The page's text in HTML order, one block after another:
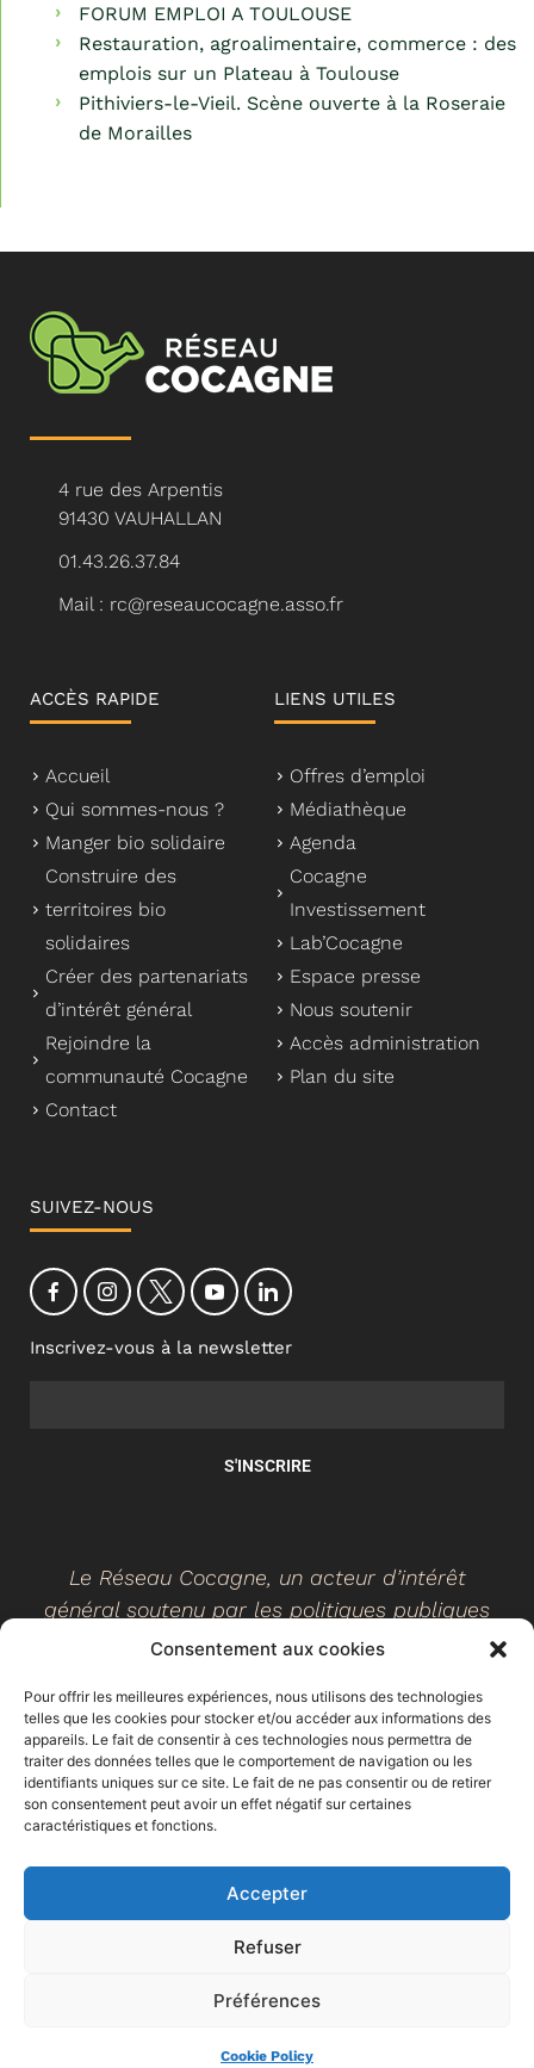
Consentement aux cookies
Pour offrir les meilleures expériences, nous utilisons des technologies
telles que les cookies pour stocker et/ou accéder aux informations des
appareils. Le fait de consentir à ces technologies nous permettra de
traiter des données telles que le comportement de navigation ou les
identifiants uniques sur ce site. Le fait de ne pas consentir ou de retirer
son consentement peut avoir un effet négatif sur certaines
caractéristiques et fonctions.
Accepter
Refuser
Préférences
Cookie Policy
jardin
FORUM EMPLOI A TOULOUSE
Restauration, agroalimentaire, commerce : des
emplois sur un Plateau à Toulouse
Pithiviers-le-Vieil. Scène ouverte à la Roseraie
de Morailles
4 rue des Arpentis
91430 VAUHALLAN
01.43.26.37.84
Mail : rc@reseaucocagne.asso.fr
ACCÈS RAPIDE
Accueil
Qui sommes-nous ?
Manger bio solidaire
Construire des
territoires bio
solidaires
Créer des partenariats
d’intérêt général
Rejoindre la
communauté Cocagne
Contact
LIENS UTILES
Offres d’emploi
Médiathèque
Agenda
Cocagne
Investissement
Lab’Cocagne
Espace presse
Nous soutenir
Accès administration
Plan du site
SUIVEZ-NOUS
Inscrivez-vous à la newsletter
S'INSCRIRE
Le Réseau Cocagne, un acteur d’intérêt
général soutenu par les politiques publiques
©2026- Réseau Cocagne -Site web réalisé par Ethicweb
Mentions légales